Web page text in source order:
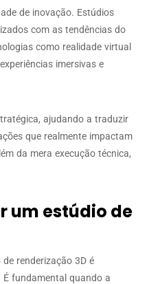
de inovação. Estúdios
com as tendências do
como realidade virtual
imersivas e
ajudando a traduzir
que realmente impactam
da mera execução técnica,
um estúdio de
renderização 3D é
fundamental quando a